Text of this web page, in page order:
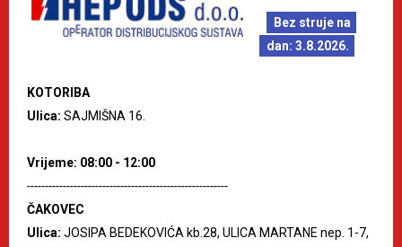
Bez struje na
dan: 3.8.2026.
KOTORIBA
Ulica: SAJMIŠNA 16.
Vrijeme: 08:00 - 12:00
--------------------------------------------------------
ČAKOVEC
Ulica: JOSIPA BEDEKOVIĆA kb.28, ULICA MARTANE nep. 1-7,